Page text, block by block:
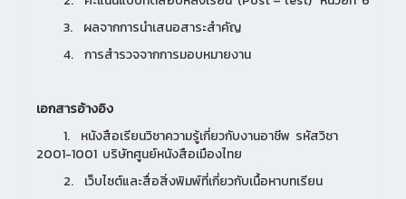
3. ผลจากการนำเสนอสาระสำคัญ
4. การสำรวจจากการมอบหมายงาน
เอกสารอ้างอิง
1. หนังสือเรียนวิชาความรู้เกี่ยวกับงานอาชีพ รหัสวิชา
2001-1001 บริษัทศูนย์หนังสือเมืองไทย
2. เว็บไซต์และสื่อสิ่งพิมพ์ที่เกี่ยวกับเนื้อหาบทเรียน